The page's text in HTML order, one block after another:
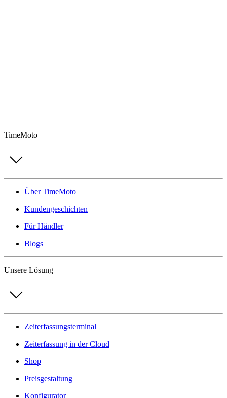
TimeMoto
Über TimeMoto
Kundengeschichten
Für Händler
Blogs
Unsere Lösung
Zeiterfassungsterminal
Zeiterfassung in der Cloud
Shop
Preisgestaltung
Konfigurator